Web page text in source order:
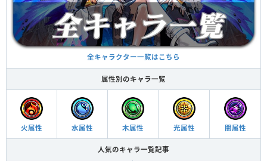
全キャラクター一覧はこちら
属性別のキャラ一覧
火属性 水属性 木属性 光属性 闇属性
人気のキャラ一覧記事